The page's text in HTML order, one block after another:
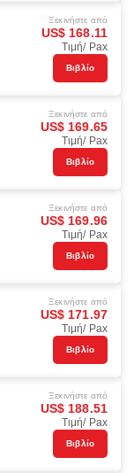
Ξεκινήστε από
US$ 168.11
Τιμή/ Pax
Βιβλίο
Ξεκινήστε από
US$ 169.65
Τιμή/ Pax
Βιβλίο
Ξεκινήστε από
US$ 169.96
Τιμή/ Pax
Βιβλίο
Ξεκινήστε από
US$ 171.97
Τιμή/ Pax
Βιβλίο
Ξεκινήστε από
US$ 188.51
Τιμή/ Pax
Βιβλίο